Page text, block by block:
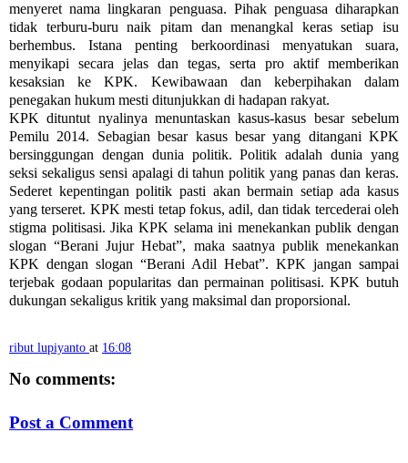
menyeret nama lingkaran penguasa. Pihak penguasa diharapkan
tidak terburu-buru naik pitam dan menangkal keras setiap isu
berhembus. Istana penting berkoordinasi menyatukan suara,
menyikapi secara jelas dan tegas, serta pro aktif memberikan
kesaksian ke KPK. Kewibawaan dan keberpihakan dalam
penegakan hukum mesti ditunjukkan di hadapan rakyat.
KPK dituntut nyalinya menuntaskan kasus-kasus besar sebelum
Pemilu 2014. Sebagian besar kasus besar yang ditangani KPK
bersinggungan dengan dunia politik. Politik adalah dunia yang
seksi sekaligus sensi apalagi di tahun politik yang panas dan keras.
Sederet kepentingan politik pasti akan bermain setiap ada kasus
yang terseret. KPK mesti tetap fokus, adil, dan tidak tercederai oleh
stigma politisasi. Jika KPK selama ini menekankan publik dengan
slogan “Berani Jujur Hebat”, maka saatnya publik menekankan
KPK dengan slogan “Berani Adil Hebat”. KPK jangan sampai
terjebak godaan popularitas dan permainan politisasi. KPK butuh
dukungan sekaligus kritik yang maksimal dan proporsional.
ribut lupiyanto at 16:08
No comments:
Post a Comment